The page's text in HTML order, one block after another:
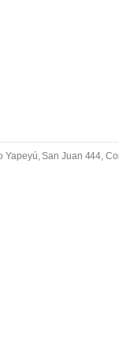
Yapeyú, San Juan 444,